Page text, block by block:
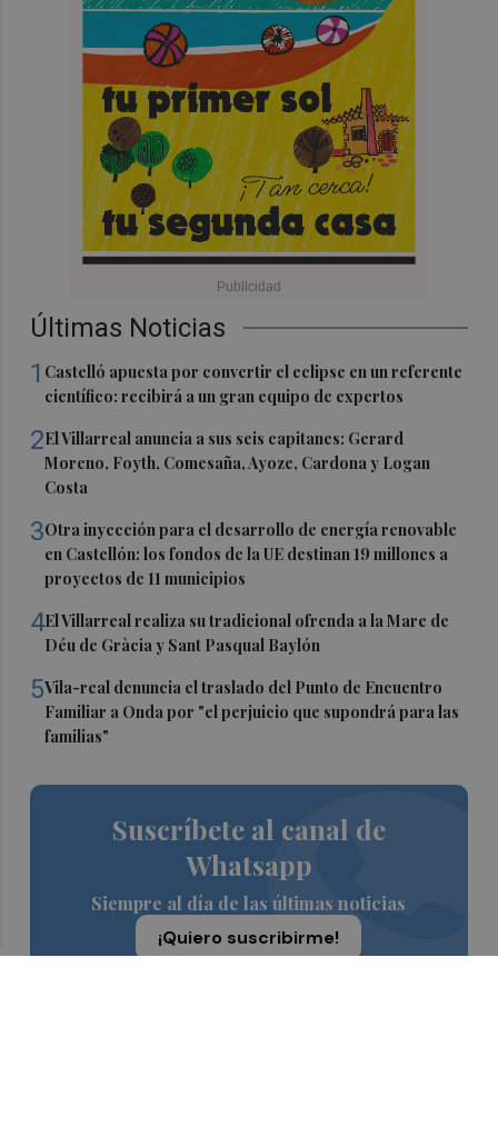
Últimas Noticias
1 Castelló apuesta por convertir el eclipse en un referente
científico: recibirá a un gran equipo de expertos
2El Villarreal anuncia a sus seis capitanes: Gerard
Moreno, Foyth, Comesaña, Ayoze, Cardona y Logan
Costa
3Otra inyección para el desarrollo de energía renovable
en Castellón: los fondos de la UE destinan 19 millones a
proyectos de 11 municipios
4El Villarreal realiza su tradicional ofrenda a la Mare de
Déu de Gràcia y Sant Pasqual Baylón
5Vila-real denuncia el traslado del Punto de Encuentro
Familiar a Onda por "el perjuicio que supondrá para las
familias"
Suscríbete al canal de
Whatsapp
Siempre al día de las últimas noticias
¡Quiero suscribirme!